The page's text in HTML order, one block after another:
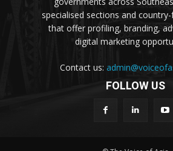
specialised sections and
that offer profiling, branding,
digital marketing
Contact us:
FOLLOW US